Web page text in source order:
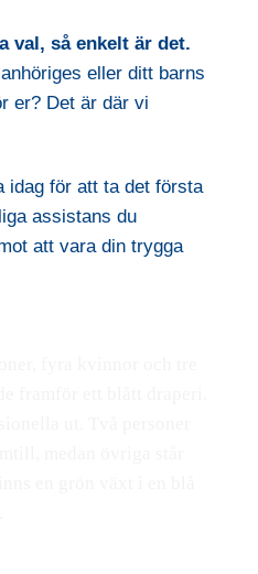
val, så enkelt är det.
eller ditt barns
er? Det är där vi
idag för att ta det första
assistans du
att vara din trygga